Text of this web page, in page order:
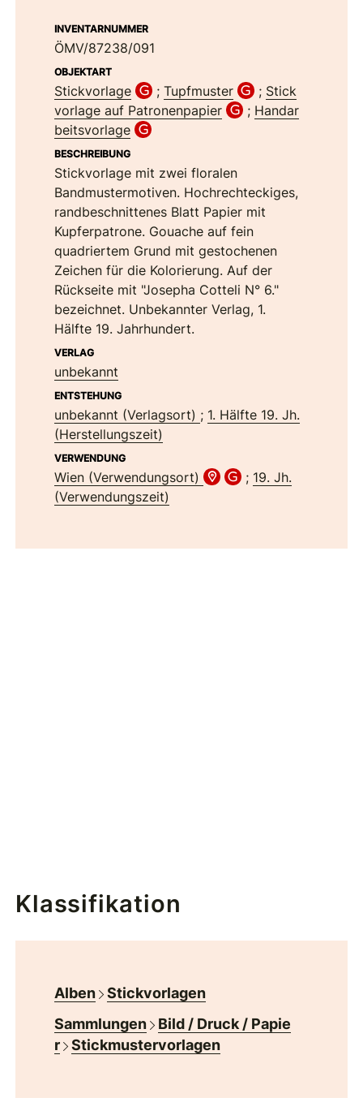
INVENTARNUMMER
ÖMV/87238/091
OBJEKTART
Stickvorlage ; Tupfmuster ; Stick
vorlage auf Patronenpapier
; Handar
beitsvorlage
BESCHREIBUNG
Stickvorlage mit zwei floralen
Bandmustermotiven. Hochrechteckiges,
randbeschnittenes Blatt Papier mit
Kupferpatrone. Gouache auf fein
quadriertem Grund mit gestochenen
Zeichen für die Kolorierung. Auf der
Rückseite mit "Josepha Cotteli N° 6."
bezeichnet. Unbekannter Verlag, 1.
Hälfte 19. Jahrhundert.
VERLAG
unbekannt
ENTSTEHUNG
unbekannt (Verlagsort) ; 1. Hälfte 19. Jh.
(Herstellungszeit)
VERWENDUNG
Wien (Verwendungsort) ; 19. Jh.
(Verwendungszeit)
Klassifikation
Alben
Stickvorlagen
Sammlungen
Bild / Druck / Papie
r
Stickmustervorlagen